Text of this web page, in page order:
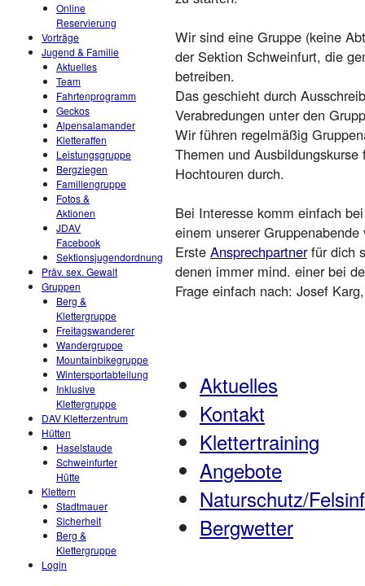
Online
Reservierung
Vorträge
Jugend & Familie
Aktuelles
Team
Fahrtenprogramm
Geckos
Alpensalamander
Kletteraffen
Leistungsgruppe
Bergziegen
Familiengruppe
Fotos &
Aktionen
JDAV
Facebook
Sektionsjugendordnung
Präv. sex. Gewalt
Gruppen
Berg &
Klettergruppe
Freitagswanderer
Wandergruppe
Mountainbikegruppe
Wintersportabteilung
Inklusive
Klettergruppe
DAV Kletterzentrum
Hütten
Haselstaude
Schweinfurter
Hütte
Klettern
Stadtmauer
Sicherheit
Berg &
Klettergruppe
Login
Wir sind eine Gruppe (keine
der Sektion Schweinfurt, die
betreiben.
Das geschieht durch
Verabredungen unter den
Wir führen regelmäßig
Themen und
Hochtouren durch.
Bei Interesse komm einfach
einem unserer
Erste Ansprechpartnerfür dich
denen immer mind. einer bei
Frage einfach nach: Josef
Aktuelles
Kontakt
Klettertraining
Angebote
Naturschutz/
Bergwetter